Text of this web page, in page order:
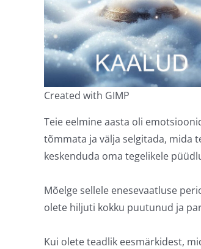
Created with GIMP
Teie eelmine aasta oli
tõmmata ja välja selgitada, mida
keskenduda oma tegelikele
Mõelge sellele enesevaatluse
olete hiljuti kokku puutunud ja
Kui olete teadlik eesmärkidest,